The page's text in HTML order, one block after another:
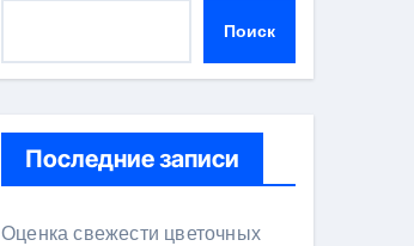
Поиск
Последние записи
Оценка свежести цветочных